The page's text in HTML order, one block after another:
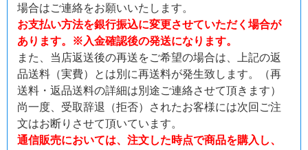
場合はご連絡をお願いいたします。
お支払い方法を銀行振込に変更させていただく場合が
あります。※入金確認後の発送になります。
また、当店返送後の再送をご希望の場合は、上記の返
品送料（実費）とは別に再送料が発生致します。（再
送料・返品送料の詳細は別途ご連絡させて頂きます）
尚一度、受取辞退（拒否）されたお客様には次回ご注
文はお断りさせて頂いています。
通信販売においては、注文した時点で商品を購入し、